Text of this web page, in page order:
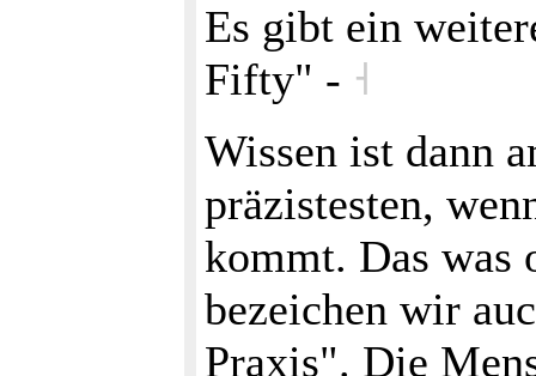
Es gibt ein
Fifty" - ˧
Wissen ist dann
präzistesten,
kommt. Das was
bezeichen wir
Praxis". Die